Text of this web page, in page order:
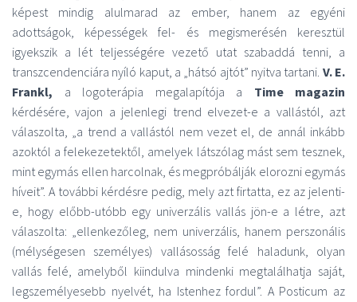
képest mindig alulmarad az ember, hanem az egyéni
adottságok, képességek fel- és megismerésén keresztül
igyekszik a lét teljességére vezető utat szabaddá tenni, a
transzcendenciára nyíló kaput, a „hátsó ajtót” nyitva tartani. V. E.
Frankl, a logoterápia megalapítója a Time magazin
kérdésére, vajon a jelenlegi trend elvezet-e a vallástól, azt
válaszolta, „a trend a vallástól nem vezet el, de annál inkább
azoktól a felekezetektől, amelyek látszólag mást sem tesznek,
mint egymás ellen harcolnak, és megpróbálják elorozni egymás
híveit”. A további kérdésre pedig, mely azt firtatta, ez az jelenti-
e, hogy előbb-utóbb egy univerzális vallás jön-e a létre, azt
válaszolta: „ellenkezőleg, nem univerzális, hanem perszonális
(mélységesen személyes) vallásosság felé haladunk, olyan
vallás felé, amelyből kiindulva mindenki megtalálhatja saját,
legszemélyesebb nyelvét, ha Istenhez fordul”. A Posticum az